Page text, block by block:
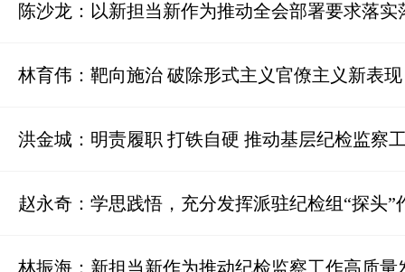
陈沙龙：以新担当新作为推动全会部署要求落实
林育伟：靶向施治 破除形式主义官僚主义新表现
洪金城：明责履职 打铁自硬 推动基层纪检监察
赵永奇：学思践悟，充分发挥派驻纪检组“探头”
林振海：新担当新作为推动纪检监察工作高质量